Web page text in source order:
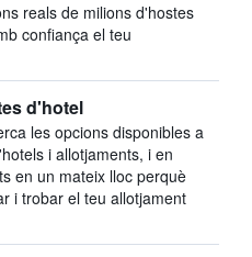
reals de milions d'hostes
confiança el teu
d'hotel
les opcions disponibles a
i allotjaments, i en
en un mateix lloc perquè
i trobar el teu allotjament